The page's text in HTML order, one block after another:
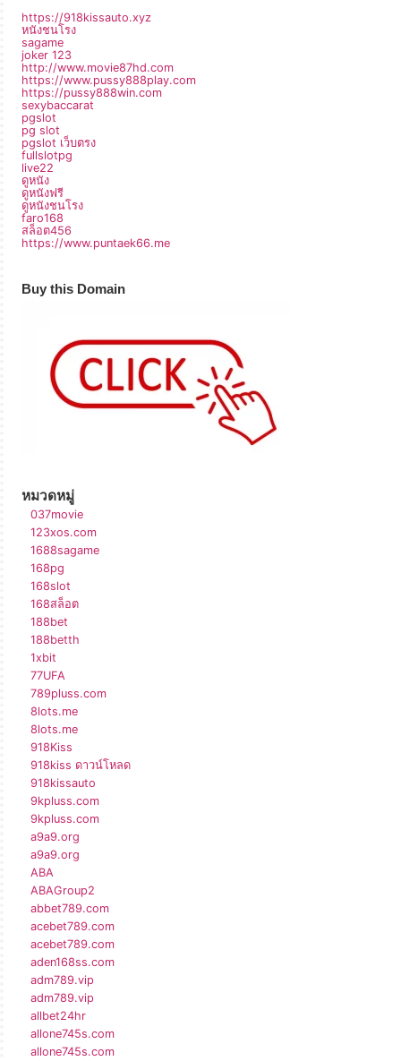
https://918kissauto.xyz
หนังชนโรง
sagame
joker 123
http://www.movie87hd.com
https://www.pussy888play.com
https://pussy888win.com
sexybaccarat
pgslot
pg slot
pgslot เว็บตรง
fullslotpg
live22
ดูหนัง
ดูหนังฟรี
ดูหนังชนโรง
faro168
สล็อต456
https://www.puntaek66.me
Buy this Domain
หมวดหมู่
037movie
123xos.com
1688sagame
168pg
168slot
168สล็อต
188bet
188betth
1xbit
77UFA
789pluss.com
8lots.me
8lots.me
918Kiss
918kiss ดาวน์โหลด
918kissauto
9kpluss.com
9kpluss.com
a9a9.org
a9a9.org
ABA
ABAGroup2
abbet789.com
acebet789.com
acebet789.com
aden168ss.com
adm789.vip
adm789.vip
allbet24hr
allone745s.com
allone745s.com